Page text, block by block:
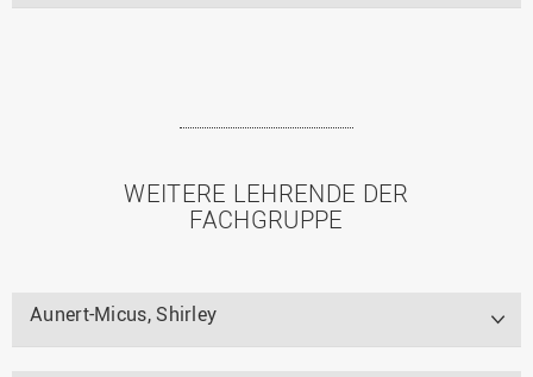
WEITERE LEHRENDE DER
FACHGRUPPE
Aunert-Micus, Shirley